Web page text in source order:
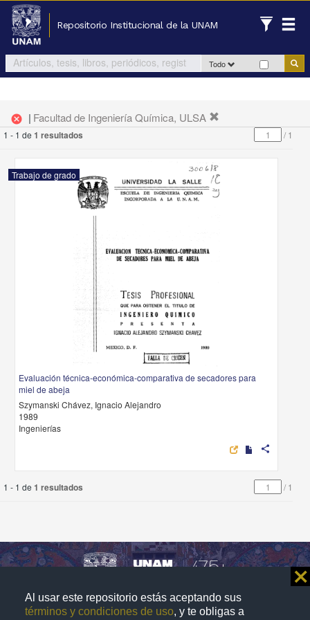
Al usar este repositorio estás aceptando sus
términos y condiciones de uso, y te obligas a
⨯
Repositorio Institucional de la UNAM
Todo
cancel | Facultad de Ingeniería Química, ULSA
1 - 1 de 1 resultados /1
Trabajo de grado
Evaluación técnica-económica-comparativa de secadores para
miel de abeja
Szymanski Chávez, Ignacio Alejandro
1989
Ingenierías
share
1 - 1 de 1 resultados /1
Repositorio Institucional de la
Universidad Nacional Autónoma de México